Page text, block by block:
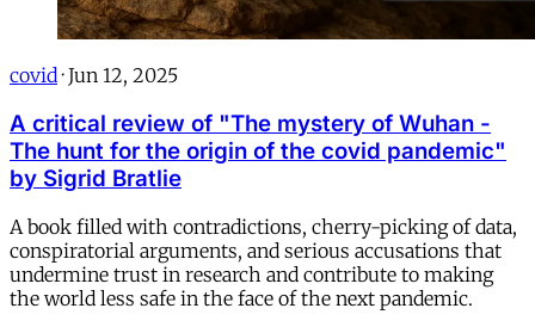
covid · Jun 12, 2025
A critical review of "The mystery of Wuhan -
The hunt for the origin of the covid pandemic"
by Sigrid Bratlie
A book filled with contradictions, cherry-picking of data,
conspiratorial arguments, and serious accusations that
undermine trust in research and contribute to making
the world less safe in the face of the next pandemic.